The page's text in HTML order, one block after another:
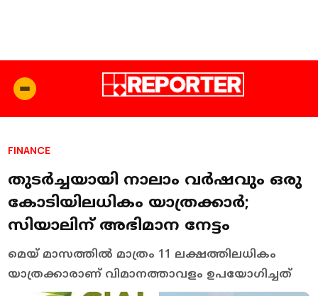
FINANCE
തുടർച്ചയായി നാലാം വർഷവും ഒരു
കോടിയിലധികം യാത്രക്കാർ;
സിയാലിന് അഭിമാന നേട്ടം
മെയ് മാസത്തിൽ മാത്രം 11 ലക്ഷത്തിലധികം
യാത്രക്കാരാണ് വിമാനത്താവളം ഉപയോഗിച്ചത്